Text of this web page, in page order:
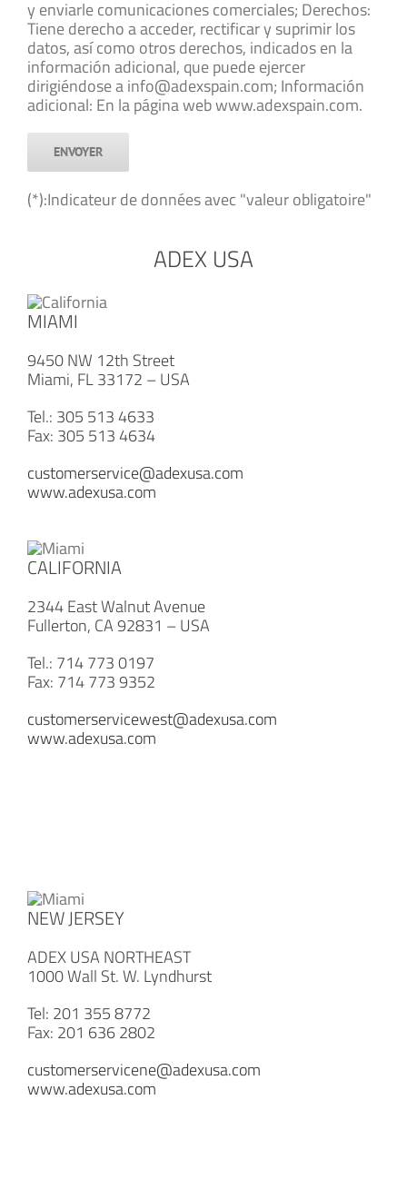
y enviarle comunicaciones comerciales; Derechos:
Tiene derecho a acceder, rectificar y suprimir los
datos, así como otros derechos, indicados en la
información adicional, que puede ejercer
dirigiéndose a info@adexspain.com; Información
adicional: En la página web www.adexspain.com.
(*):Indicateur de données avec "valeur obligatoire"
ADEX USA
MIAMI
9450 NW 12th Street
Miami, FL 33172 – USA
Tel.: 305 513 4633
Fax: 305 513 4634
customerservice@adexusa.com
www.adexusa.com
CALIFORNIA
2344 East Walnut Avenue
Fullerton, CA 92831 – USA
Tel.: 714 773 0197
Fax: 714 773 9352
customerservicewest@adexusa.com
www.adexusa.com
NEW JERSEY
ADEX USA NORTHEAST
1000 Wall St. W. Lyndhurst
Tel: 201 355 8772
Fax: 201 636 2802
customerservicene@adexusa.com
www.adexusa.com